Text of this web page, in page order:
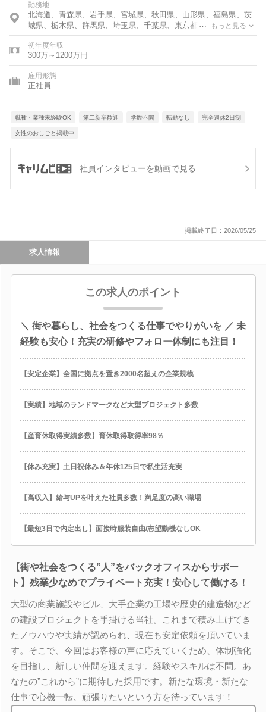
勤務地
北海道、青森県、岩手県、宮城県、秋田県、山形県、福島県、茨
城県、栃木県、群馬県、埼玉県、千葉県、東京都、神奈川県、富
山県、石川県、福井県、新潟県、山梨県、長野県、岐阜県、静岡
県、愛知県、三重県、滋賀県、京都府、大阪府、兵庫県、奈良
県、和歌山県、鳥取県、島根県、岡山県、広島県、山口県、徳島
県、香川県、愛媛県、高知県、福岡県、佐賀県、長崎県、熊本
県、大分県、宮崎県、鹿児島県、沖縄県
もっと見る
初年度年収
300万～1200万円
雇用形態
正社員
職種・業種未経験OK 第二新卒歓迎 学歴不問 転勤なし 完全週休2日制
女性のおしごと掲載中
社員インタビューを動画で見る
掲載終了日：2026/05/25
求人情報
この求人のポイント
＼ 街や暮らし、社会をつくる仕事でやりがいを ／ 未
経験も安心！充実の研修やフォロー体制にも注目！
【安定企業】全国に拠点を置き2000名超えの企業規模
【実績】地域のランドマークなど大型プロジェクト多数
【産育休取得実績多数】育休取得取得率98％
【休み充実】土日祝休み＆年休125日で私生活充実
【高収入】給与UPを叶えた社員多数！満足度の高い職場
【最短3日で内定出し】面接時服装自由/志望動機なしOK
【街や社会をつくる”人”をバックオフィスからサポー
ト】残業少なめでプライベート充実！安心して働ける！
大型の商業施設やビル、大手企業の工場や歴史的建造物など
の建設プロジェクトを手掛ける当社。これまで積み上げてき
たノウハウや実績が認められ、現在も安定依頼を頂いていま
す。そこで、今回はお客様の声に応えていくため、体制強化
を目指し、新しい仲間を迎えます。経験やスキルは不問。あ
なたの”これから”に期待した採用です。新たな環境・新たな
仕事で心機一転、頑張りたいという方を待っています！